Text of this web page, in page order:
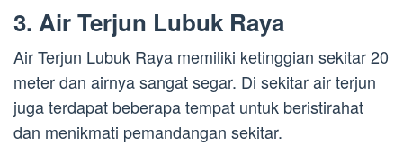
3. Air Terjun Lubuk Raya
Air Terjun Lubuk Raya memiliki ketinggian sekitar 20
meter dan airnya sangat segar. Di sekitar air terjun
juga terdapat beberapa tempat untuk beristirahat
dan menikmati pemandangan sekitar.